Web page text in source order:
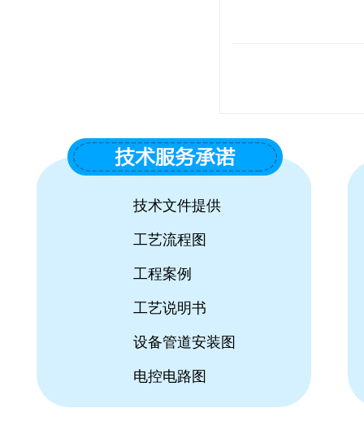
技术文件提供
工艺流程图
工程案例
工艺说明书
设备管道安装图
电控电路图